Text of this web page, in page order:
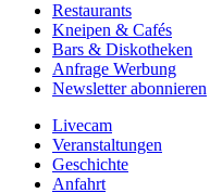
Restaurants
Kneipen & Cafés
Bars & Diskotheken
Anfrage Werbung
Newsletter abonnieren
Livecam
Veranstaltungen
Geschichte
Anfahrt